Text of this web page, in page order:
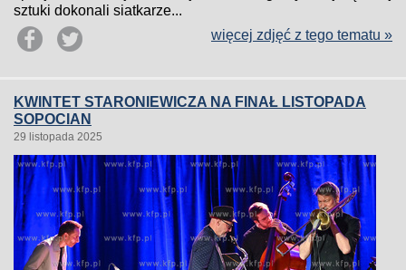
sztuki dokonali siatkarze...
więcej zdjęć z tego tematu »
KWINTET STARONIEWICZA NA FINAŁ LISTOPADA
SOPOCIAN
29 listopada 2025